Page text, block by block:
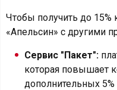
Чтобы получить до 15%
«Апельсин» с другими
Сервис "Пакет":
которая повышает
дополнительных 5%